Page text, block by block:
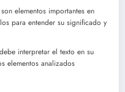
elementos importantes en
para entender su significado y
interpretar el texto en su
elementos analizados